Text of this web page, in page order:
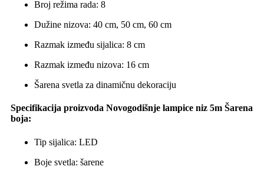
Broj režima rada: 8
Dužine nizova: 40 cm, 50 cm, 60 cm
Razmak između sijalica: 8 cm
Razmak između nizova: 16 cm
Šarena svetla za dinamičnu dekoraciju
Specifikacija proizvoda Novogodišnje lampice niz 5m Šarena
boja:
Tip sijalica: LED
Boje svetla: šarene